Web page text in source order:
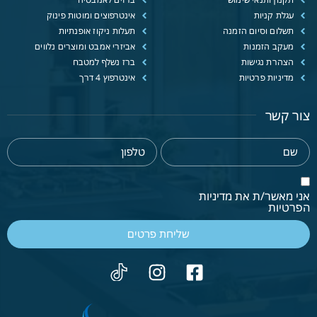
עגלת קניות
תשלום וסיום הזמנה
מעקב הזמנות
הצהרת נגישות
מדיניות פרטיות
אינטרפוצים ומוטות פינוק
תעלות ניקוז אופנתיות
אביזרי אמבט ומוצרים נלווים
ברז נשלף למטבח
אינטרפוץ 4 דרך
צור קשר
אני מאשר/ת את מדיניות
הפרטיות
שליחת פרטים